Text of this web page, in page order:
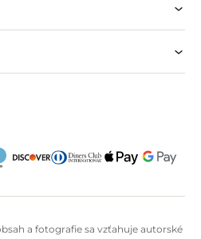
a fotografie sa vzťahuje autorské